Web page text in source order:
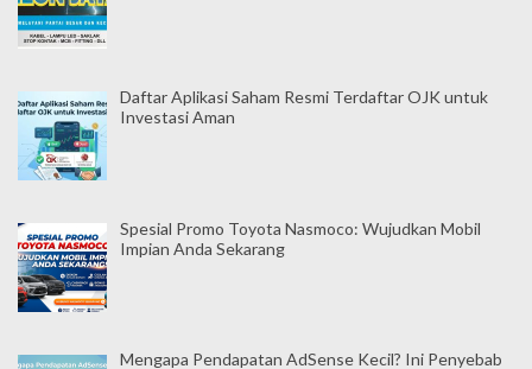
Daftar Aplikasi Saham Resmi Terdaftar OJK untuk
Investasi Aman
Spesial Promo Toyota Nasmoco: Wujudkan Mobil
Impian Anda Sekarang
Mengapa Pendapatan AdSense Kecil? Ini Penyebab